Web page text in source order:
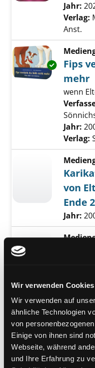
Wir verwenden
Wir verwenden auf
ähnliche Technologien
von
Einige von ihnen sind
Webseite, während
und Ihre Erfahrung zu
Jahr:
Verlag:
Anst.
Exemplar-
Fips
mehr
wenn
Jahr:
Verlag:
von
Ende
Suche
Jahr:
Lex-
Jahr:
ein